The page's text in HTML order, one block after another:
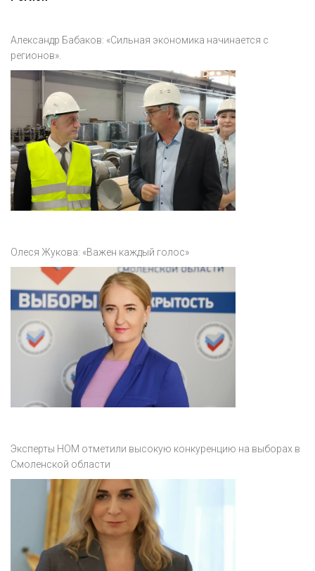
Александр Бабаков: «Сильная экономика начинается с
регионов».
Олеся Жукова: «Важен каждый голос»
Эксперты НОМ отметили высокую конкуренцию на выборах в
Смоленской области